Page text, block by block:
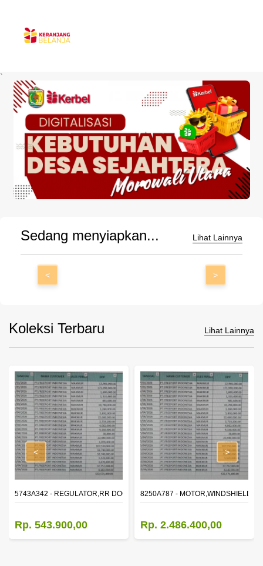
`
Sedang menyiapkan... Lihat Lainnya
< >
Koleksi Terbaru Lihat Lainnya
WINDOW,LH
5743A342 - REGULATOR,RR DOOR WINDOW,RH
Rp. 543.900,00
8250A787 - MOTOR,WINDSHIELD
Rp. 2.486.400,00
< >